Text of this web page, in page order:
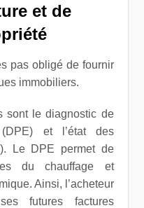
et de
pas obligé de fournir
immobiliers.
sont le diagnostic de
(DPE) et l’état des
Le DPE permet de
du chauffage et
Ainsi, l’acheteur
futures factures